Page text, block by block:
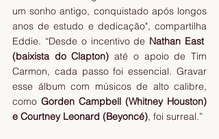
um sonho antigo, conquistado após longos
anos de estudo e dedicação", compartilha
Eddie. “Desde o incentivo de Nathan East
(baixista do Clapton) até o apoio de Tim
Carmon, cada passo foi essencial. Gravar
esse álbum com músicos de alto calibre,
como Gorden Campbell (Whitney Houston)
e Courtney Leonard (Beyoncé), foi surreal.”